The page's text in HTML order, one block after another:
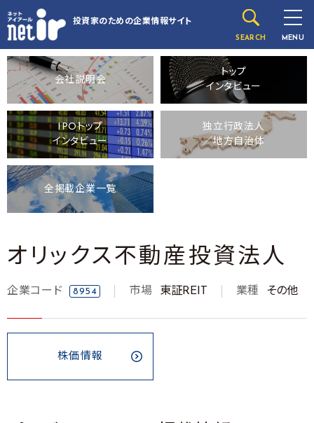
投資家のための企業情報サイト
SEARCH MENU
会社説明会
トップ
インタビュー
IPOトップ
インタビュー
独立行政法人
／地方自治体
全掲載企業一覧
オリックス不動産投資法人
企業コード 8954 市場 東証REIT 業種 その他
株価情報